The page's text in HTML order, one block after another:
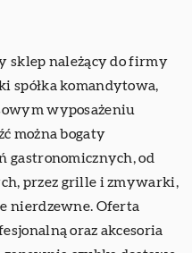
sklep należący do firmy
spółka komandytowa,
wyposażeniu
można bogaty
gastronomicznych, od
przez grille i zmywarki,
nierdzewne. Oferta
oraz akcesoria